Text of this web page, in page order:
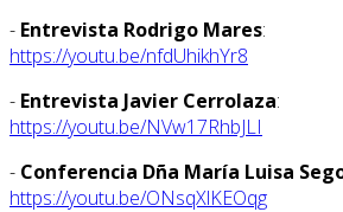
- Entrevista Rodrigo Mares:
https://youtu.be/nfdUhikhYr8
- Entrevista Javier Cerrolaza:
https://youtu.be/NVw17RhbJLI
- Conferencia Dña María Luisa
https://youtu.be/ONsqXlKEOqg